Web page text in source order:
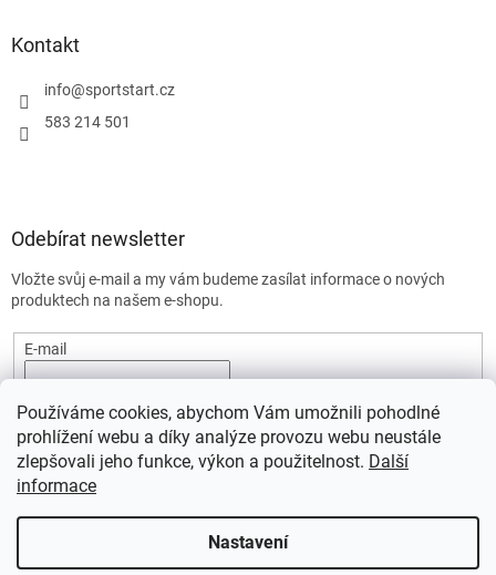
Používáme cookies, abychom Vám umožnili pohodlné
prohlížení webu a díky analýze provozu webu neustále
zlepšovali jeho funkce, výkon a použitelnost. Další
informace
Nastavení
Kontakt
info@sportstart.cz
583 214 501
Odebírat newsletter
Vložte svůj e-mail a my vám budeme zasílat informace o nových
produktech na našem e-shopu.
E-mail
údajů.
PŘIHLÁSIT SE
Vytvořil Shoptet